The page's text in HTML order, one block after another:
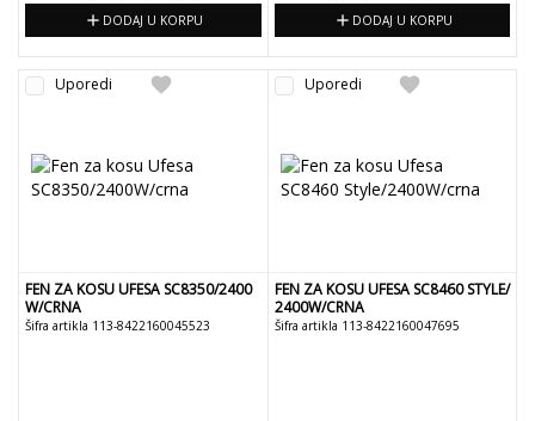
add DODAJ U KORPU add DODAJ U KORPU
favorite
Uporedi
FEN ZA KOSU UFESA SC8350/2400
W/CRNA
Šifra artikla 113-8422160045523
favorite
Uporedi
FEN ZA KOSU UFESA SC8460 STYLE/
2400W/CRNA
Šifra artikla 113-8422160047695